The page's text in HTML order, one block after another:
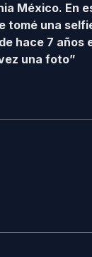
México. En
una
hace 7 años
una foto”